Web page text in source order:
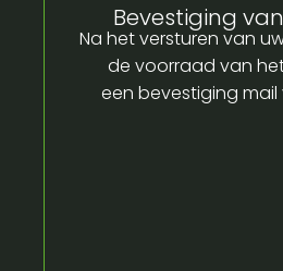
Bevestiging
Na het versturen van
de voorraad van
een bevestiging